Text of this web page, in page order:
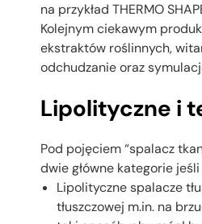
na przykład THERMO
Kolejnym ciekawym
ekstraktów roślinnych,
odchudzanie oraz
Lipolityczne i
Pod pojęciem “spalacz
dwie główne kategorie
Lipolityczne spalacze
tłuszczowej m.in. na